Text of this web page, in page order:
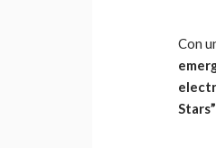
Con
Stars”